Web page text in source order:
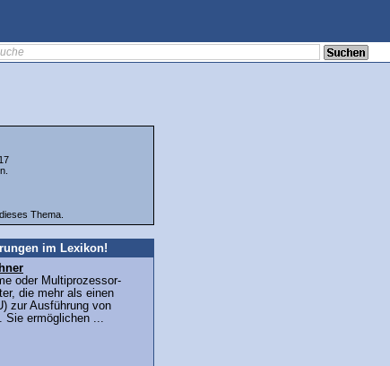
Thema.
im Lexikon!
oder Multiprozessor-
die mehr als einen
zur Ausführung von
Sie ermöglichen ...